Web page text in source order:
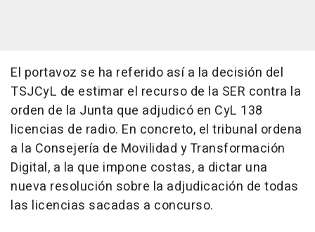
El portavoz se ha referido así a la decisión del
TSJCyL de estimar el recurso de la SER contra la
orden de la Junta que adjudicó en CyL 138
licencias de radio. En concreto, el tribunal ordena
a la Consejería de Movilidad y Transformación
Digital, a la que impone costas, a dictar una
nueva resolución sobre la adjudicación de todas
las licencias sacadas a concurso.